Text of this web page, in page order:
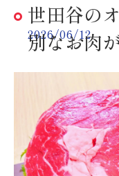
世田谷の
別なお肉
2026/06/12